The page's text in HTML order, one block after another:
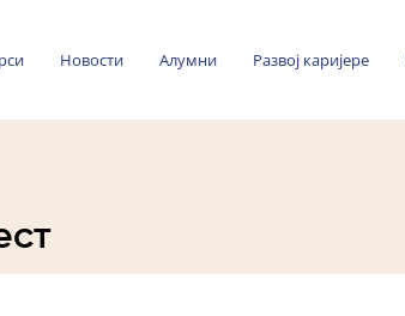
Новости Алумни Развој каријере